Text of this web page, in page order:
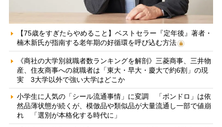
【75歳をすぎたらやめること】ベストセラー『定年後』著者・
楠木新氏が指南する老年期の好循環を呼び込む方法
《商社の大学別就職者数ランキングを解剖》三菱商事、三井物
産、住友商事への就職者は「東大・早大・慶大で約6割」の現
実 3大学以外で強い大学はどこか
小学生に人気の「シール流通事情」に変調 「ボンドロ」は依
然品薄状態が続くが、模倣品や類似品が大量流通し一部で値崩
れ 「選別が本格化する時代に」